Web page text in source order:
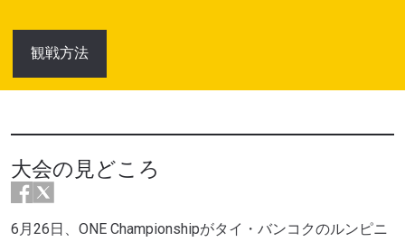
観戦方法
大会の見どころ
6月26日、ONE Championshipがタイ・バンコクのルンピニ